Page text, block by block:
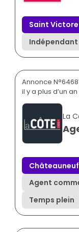
Saint
Indépendant
Annonce
il y a plus d’un
La
Agent
Temps plein